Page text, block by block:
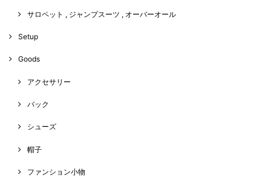
サロペット , ジャンプスーツ , オーバーオール
Setup
Goods
アクセサリー
バック
シューズ
帽子
ファンション小物